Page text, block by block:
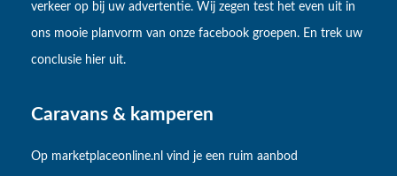
verkeer op bij uw advertentie. Wij zegen test het even uit in
ons mooie planvorm van onze facebook groepen. En trek uw
conclusie hier uit.
Caravans & kamperen
Op marketplaceonline.nl vind je een ruim aanbod